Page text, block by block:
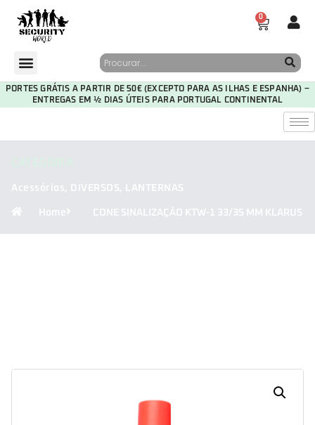
0
PORTES GRÁTIS A PARTIR DE 50€ (EXCEPTO PARA AS ILHAS E ESPANHA) –
ENTREGAS EM ½ DIAS ÚTEIS PARA PORTUGAL CONTINENTAL
Acessórios, DIVERSOS, LANTERNAS
Home CONE SINALIZAÇÃO KTW-1 33/35 MM KLARUS